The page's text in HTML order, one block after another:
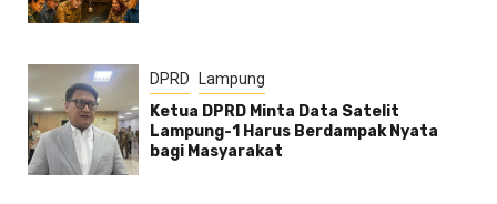
DPRD Lampung
Ketua DPRD Minta Data Satelit
Lampung-1 Harus Berdampak Nyata
bagi Masyarakat